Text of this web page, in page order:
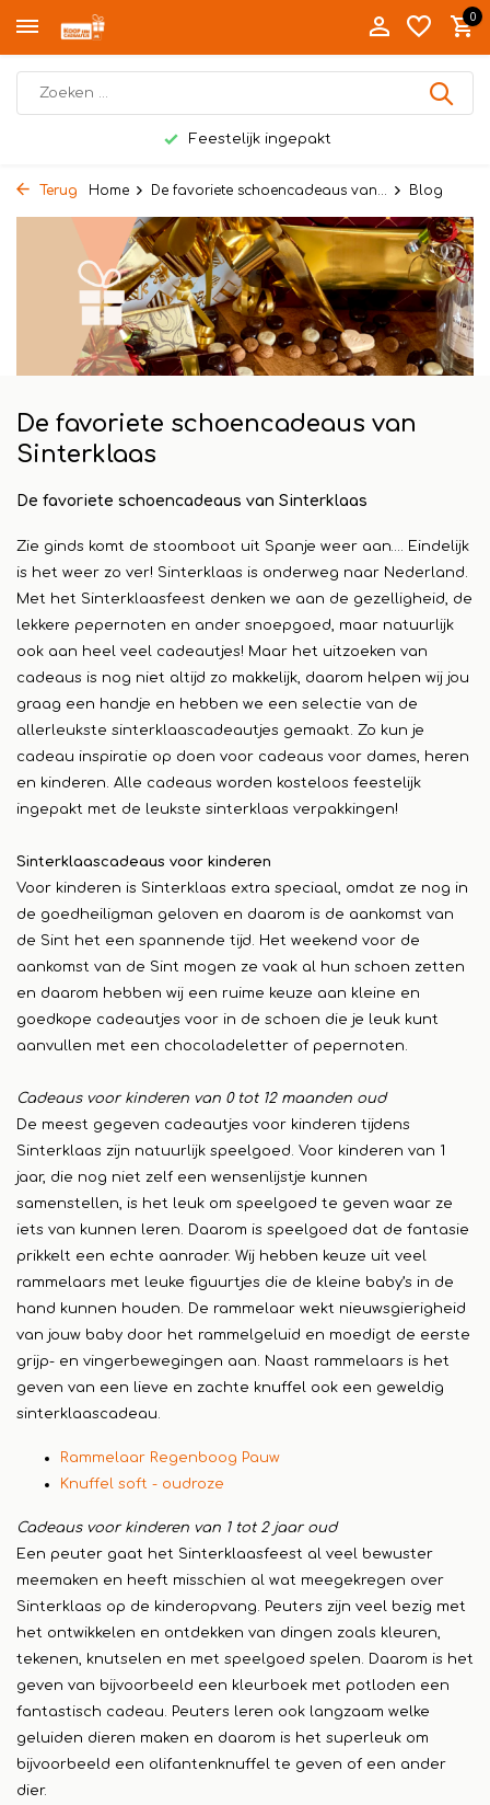
0
Feestelijk ingepakt
Terug Home De favoriete schoencadeaus van... Blog
De favoriete schoencadeaus van
Sinterklaas
De favoriete schoencadeaus van Sinterklaas
Zie ginds komt de stoomboot uit Spanje weer aan…. Eindelijk
is het weer zo ver! Sinterklaas is onderweg naar Nederland.
Met het Sinterklaasfeest denken we aan de gezelligheid, de
lekkere pepernoten en ander snoepgoed, maar natuurlijk
ook aan heel veel cadeautjes! Maar het uitzoeken van
cadeaus is nog niet altijd zo makkelijk, daarom helpen wij jou
graag een handje en hebben we een selectie van de
allerleukste sinterklaascadeautjes gemaakt. Zo kun je
cadeau inspiratie op doen voor cadeaus voor dames, heren
en kinderen. Alle cadeaus worden kosteloos feestelijk
ingepakt met de leukste sinterklaas verpakkingen!
Sinterklaascadeaus voor kinderen
Voor kinderen is Sinterklaas extra speciaal, omdat ze nog in
de goedheiligman geloven en daarom is de aankomst van
de Sint het een spannende tijd. Het weekend voor de
aankomst van de Sint mogen ze vaak al hun schoen zetten
en daarom hebben wij een ruime keuze aan kleine en
goedkope cadeautjes voor in de schoen die je leuk kunt
aanvullen met een chocoladeletter of pepernoten.
Cadeaus voor kinderen van 0 tot 12 maanden oud
De meest gegeven cadeautjes voor kinderen tijdens
Sinterklaas zijn natuurlijk speelgoed. Voor kinderen van 1
jaar, die nog niet zelf een wensenlijstje kunnen
samenstellen, is het leuk om speelgoed te geven waar ze
iets van kunnen leren. Daarom is speelgoed dat de fantasie
prikkelt een echte aanrader. Wij hebben keuze uit veel
rammelaars met leuke figuurtjes die de kleine baby’s in de
hand kunnen houden. De rammelaar wekt nieuwsgierigheid
van jouw baby door het rammelgeluid en moedigt de eerste
grijp- en vingerbewegingen aan. Naast rammelaars is het
geven van een lieve en zachte knuffel ook een geweldig
sinterklaascadeau.
Rammelaar Regenboog Pauw
Knuffel soft - oudroze
Cadeaus voor kinderen van 1 tot 2 jaar oud
Een peuter gaat het Sinterklaasfeest al veel bewuster
meemaken en heeft misschien al wat meegekregen over
Sinterklaas op de kinderopvang. Peuters zijn veel bezig met
het ontwikkelen en ontdekken van dingen zoals kleuren,
tekenen, knutselen en met speelgoed spelen. Daarom is het
geven van bijvoorbeeld een kleurboek met potloden een
fantastisch cadeau. Peuters leren ook langzaam welke
geluiden dieren maken en daarom is het superleuk om
bijvoorbeeld een olifantenknuffel te geven of een ander
dier.